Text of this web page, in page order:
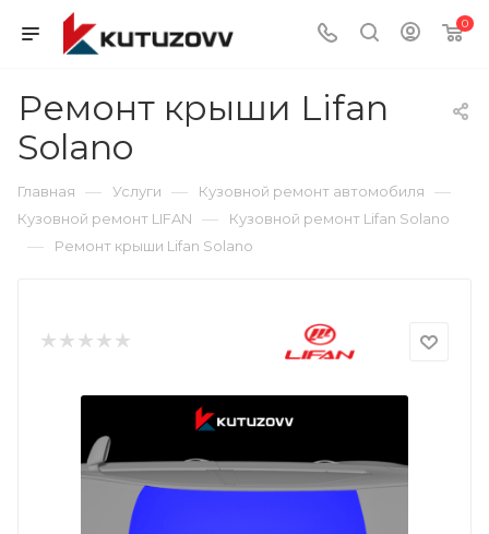
0
Ремонт крыши Lifan
Solano
Главная — Услуги — Кузовной ремонт автомобиля —
Кузовной ремонт LIFAN — Кузовной ремонт Lifan Solano
— Ремонт крыши Lifan Solano